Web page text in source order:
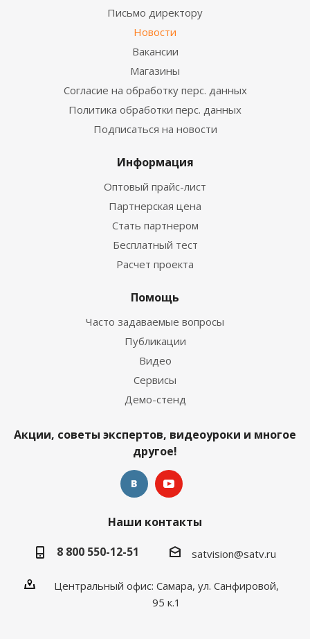
Письмо директору
Новости
Вакансии
Магазины
Согласие на обработку перс. данных
Политика обработки перс. данных
Подписаться на новости
Информация
Оптовый прайс-лист
Партнерская цена
Стать партнером
Бесплатный тест
Расчет проекта
Помощь
Часто задаваемые вопросы
Публикации
Видео
Сервисы
Демо-стенд
Акции, советы экспертов, видеоуроки и многое
другое!
Наши контакты
8 800 550-12-51
satvision@satv.ru
Центральный офис: Самара, ул. Санфировой,
95 к.1